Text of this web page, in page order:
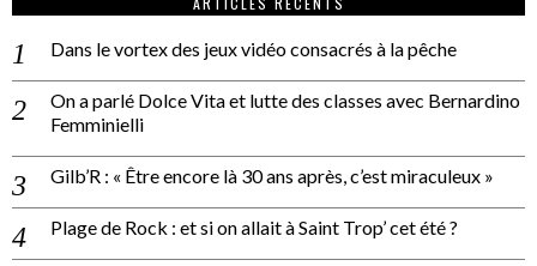
Dans le vortex des jeux vidéo consacrés à la pêche
On a parlé Dolce Vita et lutte des classes avec Bernardino
Femminielli
Gilb’R : « Être encore là 30 ans après, c’est miraculeux »
Plage de Rock : et si on allait à Saint Trop’ cet été ?